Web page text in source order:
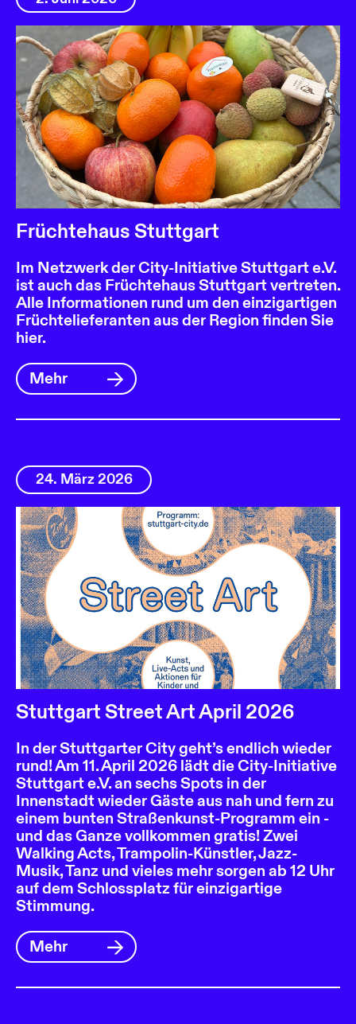
Früchtehaus Stuttgart
Im Netzwerk der City-Initiative Stuttgart e.V.
ist auch das Früchtehaus Stuttgart vertreten.
Alle Informationen rund um den einzigartigen
Früchtelieferanten aus der Region finden Sie
hier.
Mehr
24. März 2026
Stuttgart Street Art April 2026
In der Stuttgarter City geht’s endlich wieder
rund! Am 11. April 2026 lädt die City-Initiative
Stuttgart e.V. an sechs Spots in der
Innenstadt wieder Gäste aus nah und fern zu
einem bunten Straßenkunst-Programm ein -
und das Ganze vollkommen gratis! Zwei
Walking Acts, Trampolin-Künstler, Jazz-
Musik, Tanz und vieles mehr sorgen ab 12 Uhr
auf dem Schlossplatz für einzigartige
Stimmung.
Mehr